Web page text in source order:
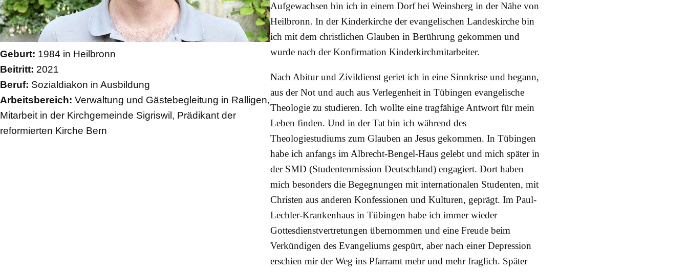
Geburt: 1984 in Heilbronn
Beitritt: 2021
Beruf: Sozialdiakon in Ausbildung
Arbeitsbereich: Verwaltung und Gästebegleitung in Ralligen,
Mitarbeit in der Kirchgemeinde Sigriswil, Prädikant der
reformierten Kirche Bern
Aufgewachsen bin ich in einem Dorf bei Weinsberg in der Nähe von
Heilbronn. In der Kinderkirche der evangelischen Landeskirche bin
ich mit dem christlichen Glauben in Berührung gekommen und
wurde nach der Konfirmation Kinderkirchmitarbeiter.
Nach Abitur und Zivildienst geriet ich in eine Sinnkrise und begann,
aus der Not und auch aus Verlegenheit in Tübingen evangelische
Theologie zu studieren. Ich wollte eine tragfähige Antwort für mein
Leben finden. Und in der Tat bin ich während des
Theologiestudiums zum Glauben an Jesus gekommen. In Tübingen
habe ich anfangs im Albrecht-Bengel-Haus gelebt und mich später in
der SMD (Studentenmission Deutschland) engagiert. Dort haben
mich besonders die Begegnungen mit internationalen Studenten, mit
Christen aus anderen Konfessionen und Kulturen, geprägt. Im Paul-
Lechler-Krankenhaus in Tübingen habe ich immer wieder
Gottesdienstvertretungen übernommen und eine Freude beim
Verkündigen des Evangeliums gespürt, aber nach einer Depression
erschien mir der Weg ins Pfarramt mehr und mehr fraglich. Später